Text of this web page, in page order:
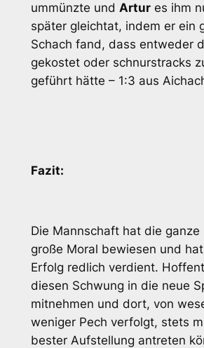
ummünzte und Artures ihm
später gleichtat, indem er ein
Schach fand, dass entweder
gekostet oder schnurstracks
geführt hätte – 1:3 aus
Fazit:
Die Mannschaft hat die ganze
große Moral bewiesen und
Erfolg redlich verdient.
diesen Schwung in die neue
mitnehmen und dort, von
weniger Pech verfolgt, stets
bester Aufstellung antreten